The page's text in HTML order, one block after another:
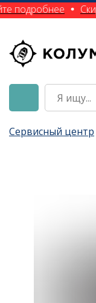
подробнее
Сервисный центр